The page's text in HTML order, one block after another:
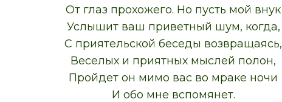
От глаз прохожего. Но пусть мой внук
Услышит ваш приветный шум, когда,
С приятельской беседы возвращаясь,
Веселых и приятных мыслей полон,
Пройдет он мимо вас во мраке ночи
И обо мне вспомянет.